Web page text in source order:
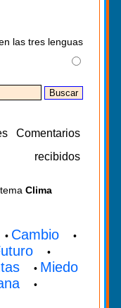
las tres lenguas
Comentarios
recibidos
Clima
Cambio •
•
• Miedo
•